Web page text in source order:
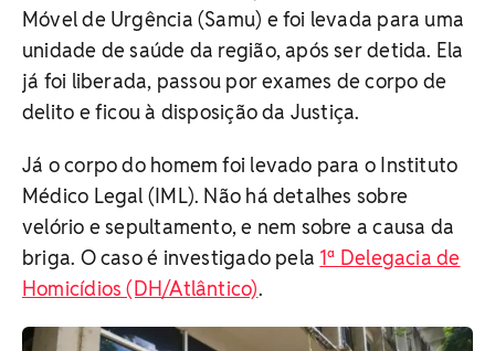
Móvel de Urgência (Samu) e foi levada para uma
unidade de saúde da região, após ser detida. Ela
já foi liberada, passou por exames de corpo de
delito e ficou à disposição da Justiça.
Já o corpo do homem foi levado para o Instituto
Médico Legal (IML). Não há detalhes sobre
velório e sepultamento, e nem sobre a causa da
briga. O caso é investigado pela 1ª Delegacia de
Homicídios (DH/Atlântico).